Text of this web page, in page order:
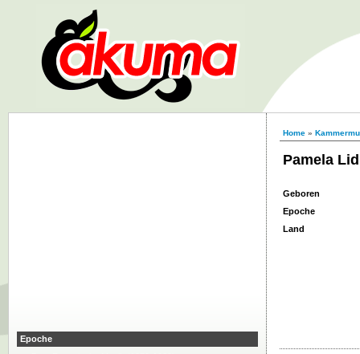
Home »
Pamela
Geboren
Epoche
Land
Epoche